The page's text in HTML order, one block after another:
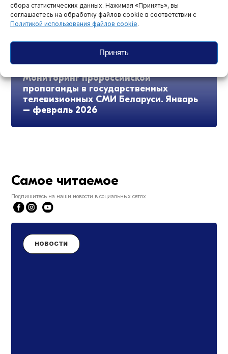
сбора статистических данных. Нажимая «Принять», вы
соглашаетесь на обработку файлов cookie в соответствии с
Политикой использования файлов cookie.
Принять
Мониторинг пророссийской
пропаганды в государственных
телевизионных СМИ Беларуси. Январь
– февраль 2026
Самое читаемое
Подпишитесь на наши новости в социальных сетях
НОВОСТИ